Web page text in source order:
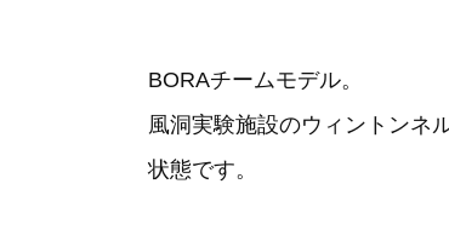
BORAチームモデル。
風洞実験施設のウィントンネ
状態です。